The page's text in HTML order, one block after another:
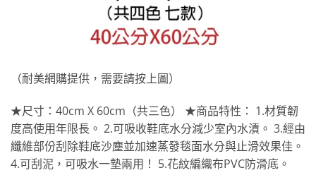
（耐美網購提供，需要請按上圖）
★尺寸：40cm X 60cm（共三色） ★商品特性： 1.材質韌
度高使用年限長。 2.可吸收鞋底水分減少室內水漬。 3.經由
纖維部份刮除鞋底沙塵並加速蒸發毯面水分與止滑效果佳。
4.可刮泥，可吸水一墊兩用！ 5.花紋編織布PVC防滑底。